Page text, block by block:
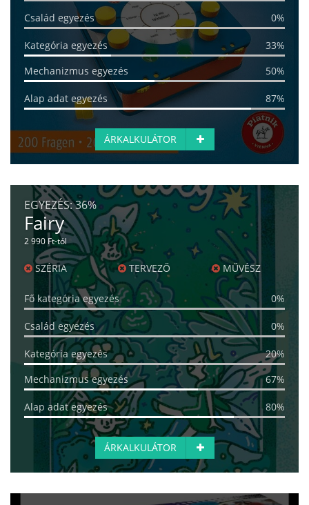
Család egyezés 0%
Kategória egyezés
33%
Mechanizmus egyezés
50%
Alap adat egyezés 87%
ÁRKALKULÁTOR
EGYEZÉS:36%
Fairy
2 990 Ft-tól
SZÉRIA TERVEZŐ MŰVÉSZ
Fő kategória egyezés 0%
Család egyezés 0%
Kategória egyezés
20%
Mechanizmus egyezés
67%
Alap adat egyezés 80%
ÁRKALKULÁTOR